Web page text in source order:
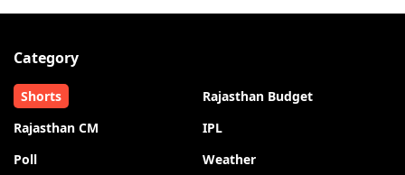
Category
Shorts
Rajasthan Budget
Rajasthan CM
IPL
Poll
Weather